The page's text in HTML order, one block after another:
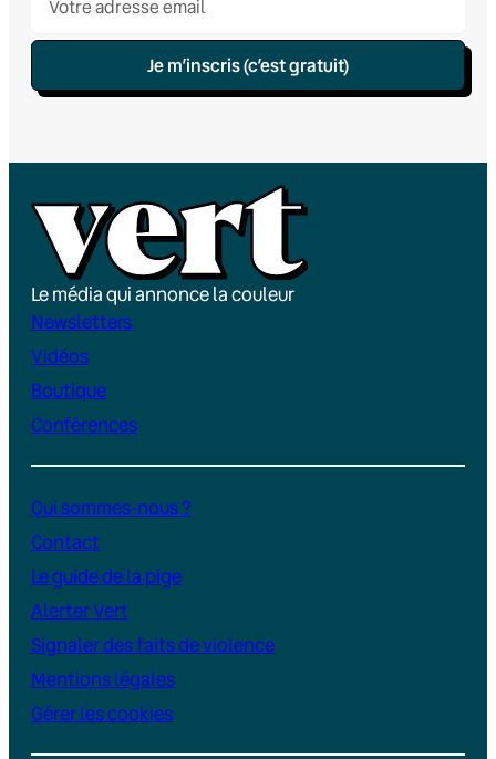
Je m’inscris (c’est gratuit)
Le média qui annonce la couleur
Newsletters
Vidéos
Boutique
Conférences
Qui sommes-nous ?
Contact
Le guide de la pige
Alerter Vert
Signaler des faits de violence
Mentions légales
Gérer les cookies